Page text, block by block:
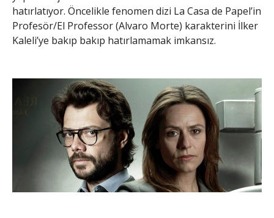
hatırlatıyor. Öncelikle fenomen dizi La Casa de Papel’in
Profesör/El Professor (Alvaro Morte) karakterini İlker
Kaleli’ye bakıp bakıp hatırlamamak imkansız.